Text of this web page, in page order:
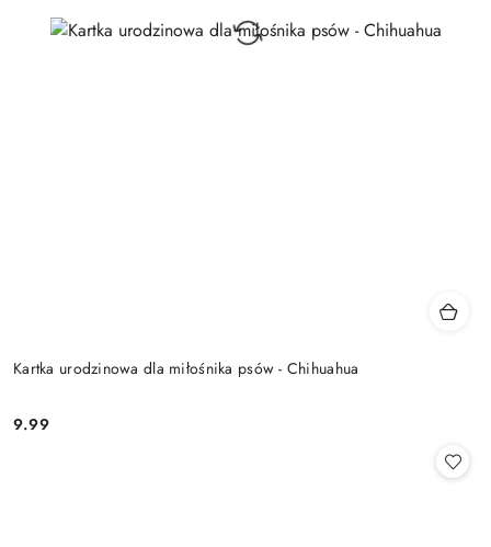
Kartka urodzinowa dla miłośnika psów - Chihuahua
Cena:
9.99